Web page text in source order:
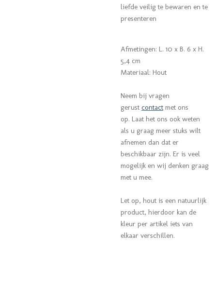
liefde veilig te bewaren en te
presenteren
Afmetingen: L. 10 x B. 6 x H.
5,4 cm
Materiaal: Hout
Neem bij vragen
gerust contact met ons
op. Laat het ons ook weten
als u graag meer stuks wilt
afnemen dan dat er
beschikbaar zijn. Er is veel
mogelijk en wij denken graag
met u mee.
Let op, hout is een natuurlijk
product, hierdoor kan de
kleur per artikel iets van
elkaar verschillen.